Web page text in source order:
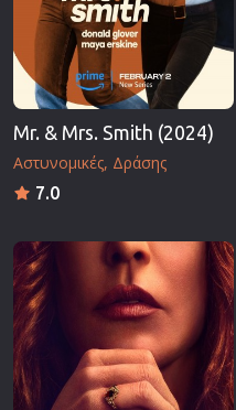
Mr. & Mrs. Smith (2024)
Αστυνομικές Δράσης
7.0